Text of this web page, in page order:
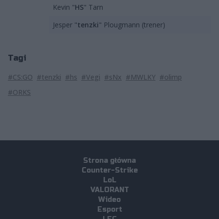
Kevin "HS" Tarn
Jesper "tenzki" Plougmann (trener)
Tagi
#CS:GO #tenzki #hs #Vegi #sNx #MWLKY #olimp
#ORKS
Strona główna
Counter-Strike
LoL
VALORANT
Wideo
Esport